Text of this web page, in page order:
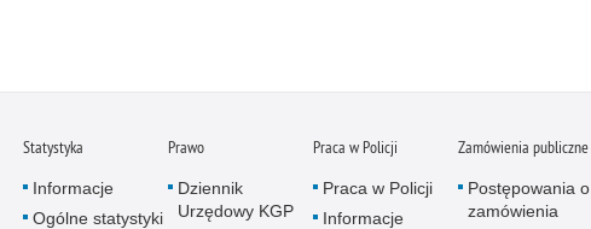
Statystyka
Informacje
Ogólne statystyki
Prawo
Dziennik
Urzędowy KGP
Praca w Policji
Praca w Policji
Informacje
Zamówienia publiczne
Postępowania o
zamówienia